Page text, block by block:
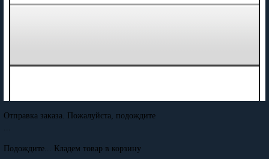
Отправка заказа. Пожалуйста, подождите
...
Подождите... Кладем товар в корзину